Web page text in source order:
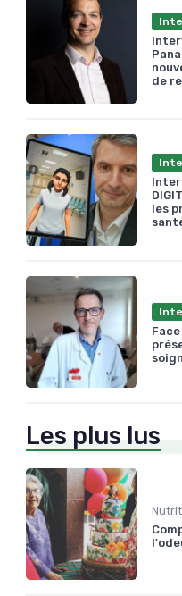
de
les
Les plus lus